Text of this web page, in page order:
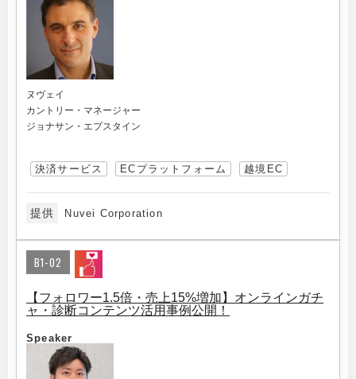
ヌヴェイ
カントリー・マネージャー
ジョナサン・エプスタイン
決済サービス ECプラットフォーム 越境EC
提供 Nuvei Corporation
B1-02
【フォロワー1.5倍・売上15%増加】オンラインガチ
ャ・診断コンテンツ活用事例公開！
Speaker